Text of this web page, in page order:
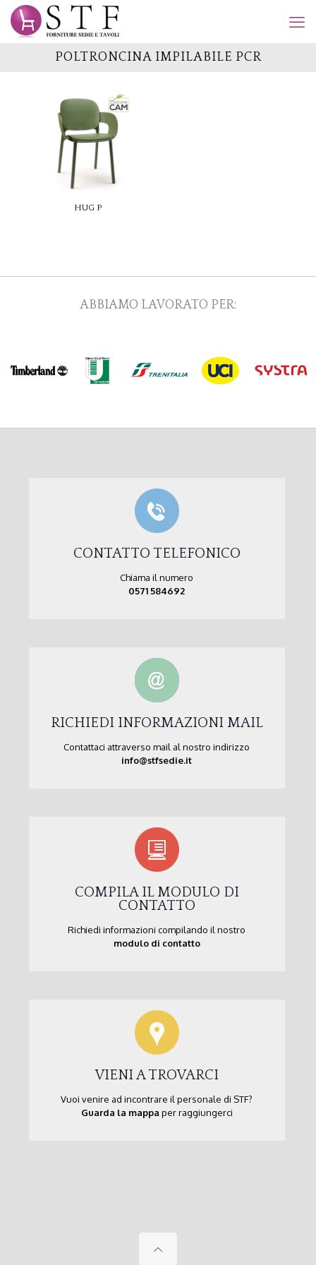
POLTRONCINA IMPILABILE PCR
HUG P
ABBIAMO LAVORATO PER:
CONTATTO TELEFONICO
Chiama il numero
0571 584692
RICHIEDI INFORMAZIONI MAIL
Contattaci attraverso mail al nostro indirizzo
info@stfsedie.it
COMPILA IL MODULO DI
CONTATTO
Richiedi informazioni compilando il nostro
modulo di contatto
VIENI A TROVARCI
Vuoi venire ad incontrare il personale di STF?
Guarda la mappa per raggiungerci